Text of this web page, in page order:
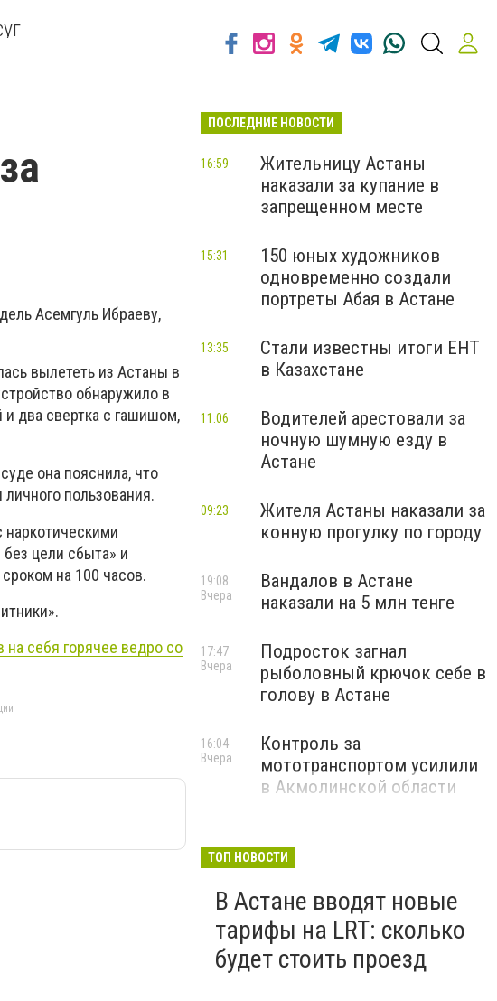
Асемгуль Ибраеву,
вылететь из Астаны в
обнаружило в
и два свертка с гашишом,
она пояснила, что
пользования.
цели сбыта» и
на 100 часов.
на себя горячее ведро со
ПОСЛЕДНИЕ НОВОСТИ
Жительницу Астаны
наказали за купание в
запрещенном месте
16:59
150 юных художников
одновременно создали
портреты Абая в Астане
15:31
Стали известны итоги ЕНТ
в Казахстане
13:35
Водителей арестовали за
ночную шумную езду в
Астане
11:06
Жителя Астаны наказали за
конную прогулку по городу
09:23
Вандалов в Астане
наказали на 5 млн тенге
19:08
Вчера
Подросток загнал
рыболовный крючок себе в
голову в Астане
17:47
Вчера
Контроль за
мототранспортом усилили
в Акмолинской области
16:04
Вчера
ТОП НОВОСТИ
В Астане вводят новые
тарифы на LRT: сколько
будет стоить проезд